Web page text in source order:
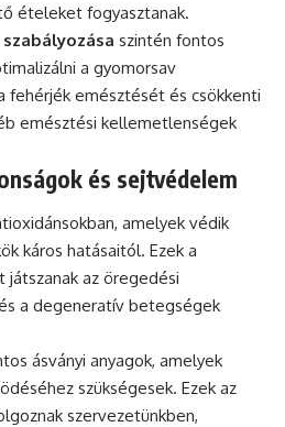
ételeket fogyasztanak.
szintén fontos
a gyomorsav
fehérjék emésztését és csökkenti
emésztési kellemetlenségek
és sejtvédelem
amelyek védik
káros hatásaitól. Ezek a
az öregedési
a degeneratív betegségek
ásványi anyagok, amelyek
szükségesek. Ezek az
szervezetünkben,